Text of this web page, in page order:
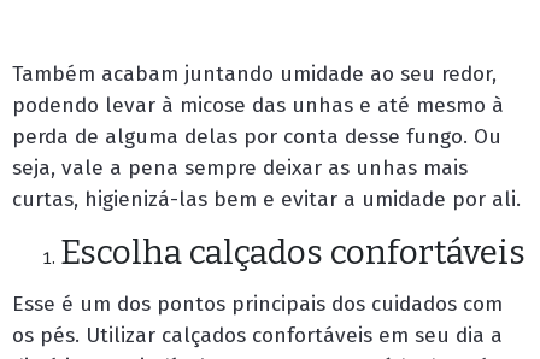
Também acabam juntando umidade ao seu redor,
podendo levar à micose das unhas e até mesmo à
perda de alguma delas por conta desse fungo. Ou
seja, vale a pena sempre deixar as unhas mais
curtas, higienizá-las bem e evitar a umidade por ali.
Escolha calçados confortáveis
Esse é um dos pontos principais dos cuidados com
os pés. Utilizar calçados confortáveis em seu dia a